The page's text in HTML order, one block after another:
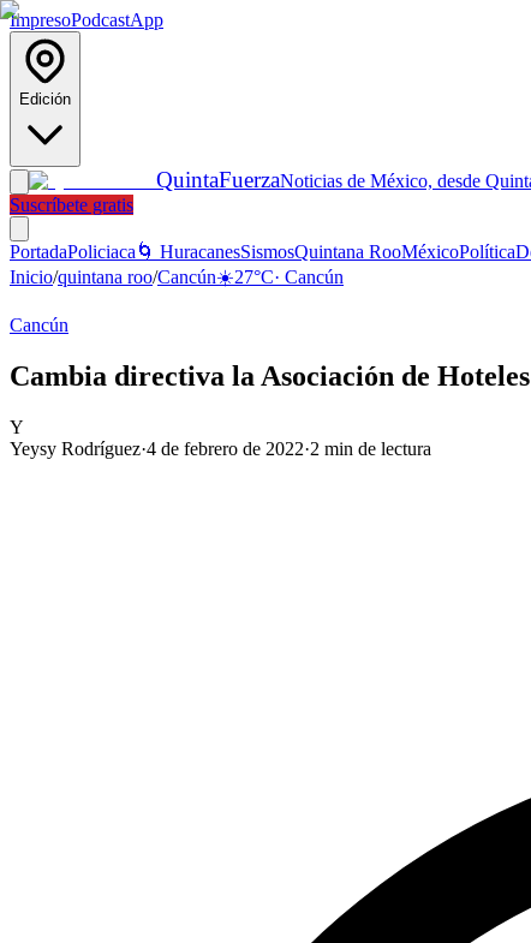
ImpresoPodcastApp
Edición
QuintaFuerzaNoticias de México, desde
Suscríbete gratis
PortadaPoliciaca 🌀 HuracanesSismosQuintana RooMéxicoPolítica
Inicio/quintana roo/Cancún☀️27°C· Cancún
Cancún
Cambia directiva la Asociación de
Y
Yeysy Rodríguez·4 de febrero de 2022·2 min de lectura